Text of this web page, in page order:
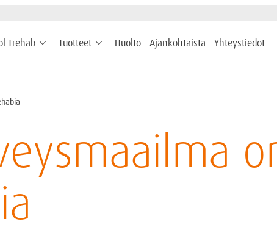
Trehabkeyboard_arrow_down Tuotteetkeyboard_arrow_down Huolto Ajankohtaista Yhteystiedot